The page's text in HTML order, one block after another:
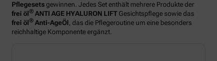
Pflegesetsgewinnen. Jedes Set enthält mehrere Produkte der
frei öl® ANTI AGE HYALURON LIFT Gesichtspflege sowie das
frei öl® Anti-AgeÖl , das die Pflegeroutine um eine besonders
reichhaltige Komponente ergänzt.